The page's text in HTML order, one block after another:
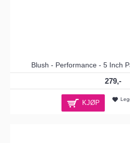
Blush - Performance - 5 Inch
279,-
KJØP